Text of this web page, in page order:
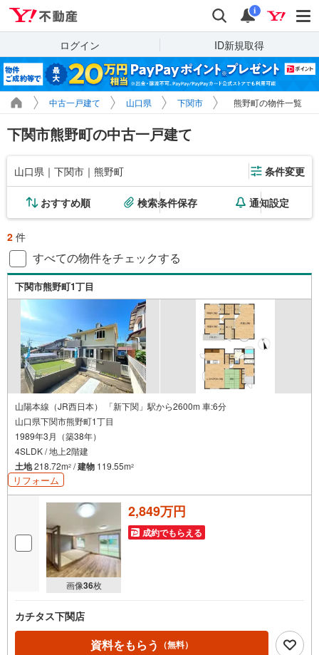
検索 通知
i
ログイン ID新規取得
中古一戸建て 山口県 下関市 熊野町の物件一覧
下関市熊野町の中古一戸建て
山口県｜下関市｜熊野町 条件変更
おすすめ順 検索条件保存 通知設定
2 件
すべての物件をチェックする
下関市熊野町1丁目
山陽本線（JR西日本） 「新下関」駅から2600m 車:6分
山口県下関市熊野町1丁目
1989年3月（築38年）
4SLDK / 地上2階建
土地218.72m2 /建物 119.55m2
リフォーム
画像36枚
2,849万円
成約でもらえる
カチタス下関店
資料をもらう （無料）